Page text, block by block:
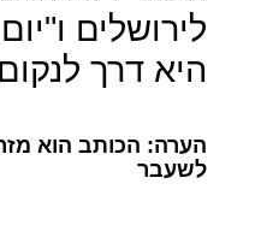
לירושלים
היא דרך
הערה: הכותב הוא
לשעבר